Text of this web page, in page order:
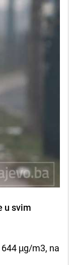
u svim
µg/m3, na